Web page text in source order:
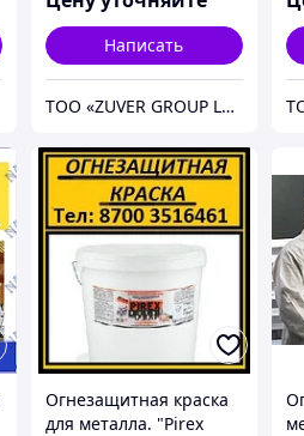
Написать
ТОО «ZUVER GROUP LTD»
Огнезащитная краска
для металла. "Pirex